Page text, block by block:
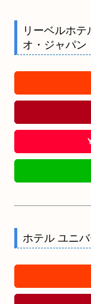
リーベルホ
オ・ジャパン
ホテル ユニ